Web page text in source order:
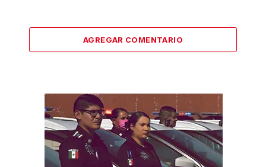
AGREGAR COMENTARIO